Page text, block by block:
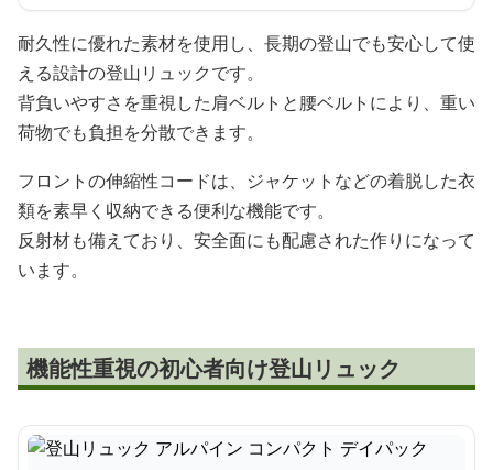
耐久性に優れた素材を使用し、長期の登山でも安心して使
える設計の登山リュックです。
背負いやすさを重視した肩ベルトと腰ベルトにより、重い
荷物でも負担を分散できます。
フロントの伸縮性コードは、ジャケットなどの着脱した衣
類を素早く収納できる便利な機能です。
反射材も備えており、安全面にも配慮された作りになって
います。
機能性重視の初心者向け登山リュック